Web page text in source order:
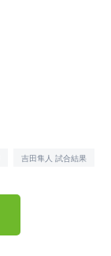
吉田隼人 試合結果